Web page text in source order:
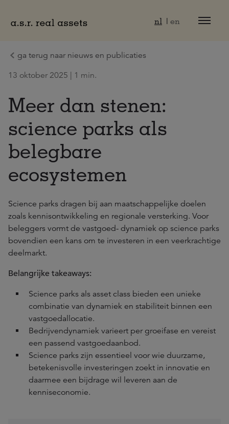
nl en
ga terug naar nieuws en publicaties
13 oktober 2025 | 1 min.
Meer dan stenen:
science parks als
belegbare
ecosystemen
Science parks dragen bij aan maatschappelijke doelen
zoals kennisontwikkeling en regionale versterking. Voor
beleggers vormt de vastgoed- dynamiek op science parks
bovendien een kans om te investeren in een veerkrachtige
deelmarkt.
Belangrijke takeaways:
Science parks als asset class bieden een unieke
combinatie van dynamiek en stabiliteit binnen een
vastgoedallocatie.
Bedrijvendynamiek varieert per groeifase en vereist
een passend vastgoedaanbod.
Science parks zijn essentieel voor wie duurzame,
betekenisvolle investeringen zoekt in innovatie en
daarmee een bijdrage wil leveren aan de
kenniseconomie.